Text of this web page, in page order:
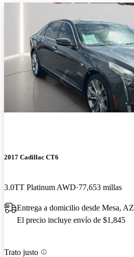
2017 Cadillac CT6
3.0TT Platinum AWD 77,653 millas
Entrega a domicilio desde Mesa, AZ
El precio incluye envío de $1,845
Trato justo